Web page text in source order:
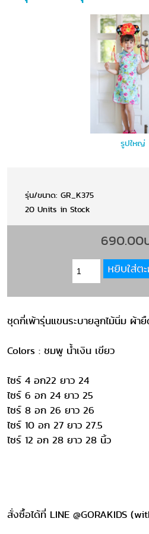
รูปใหญ่
รุ่น/ขนาด: GR_K375
20 Units in Stock
690.00
ชุดกี่เพ้ารุ่นแขนระบายลูกไม้นิ่ม ผ้า
Colors : ชมพู น้ำเงิน เขียว
ไซร์ 4 อก22 ยาว 24
ไซร์ 6 อก 24 ยาว 25
ไซร์ 8 อก 26 ยาว 26
ไซร์ 10 อก 27 ยาว 27.5
ไซร์ 12 อก 28 ยาว 28 นิ้ว
สั่งซื้อได้ที่ LINE @GORAKIDS